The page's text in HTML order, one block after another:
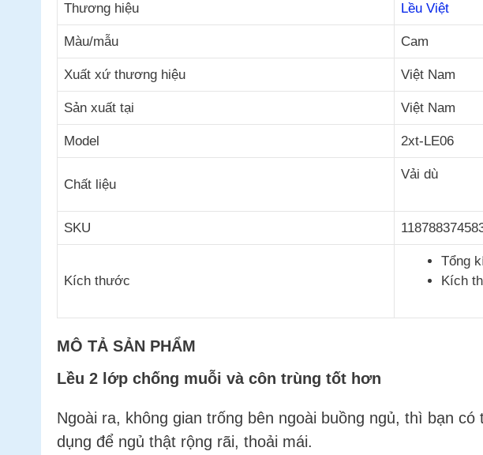
Thương hiệu Lều Việt
Màu/mẫu Cam
Xuất xứ thương hiệu Việt Nam
Sản xuất tại Việt Nam
Model 2xt-LE06
Chất liệu
Vải dù
SKU
Kích thước
Tổng
Kích
MÔ TẢ SẢN PHẨM
Lều 2 lớp chống muỗi và côn trùng tốt hơn
Ngoài ra, không gian trống bên ngoài buồng ngủ, thì bạn
dụng để ngủ thật rộng rãi, thoải mái.